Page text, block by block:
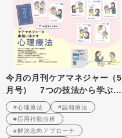
今月の月刊ケアマネジャー（5
月号） 7つの技法から学ぶ
ケアマネジャーの実務に活かす
心理療法
#心理療法
#認知療法
#応用行動分析
#解決志向アプローチ